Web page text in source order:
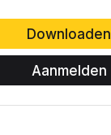
Downloaden
Aanmelden